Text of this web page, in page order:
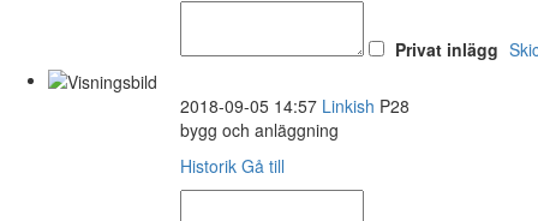
Privat inlägg
2018-09-05 14:57 Linkish P28
bygg och anläggning
Historik Gå till